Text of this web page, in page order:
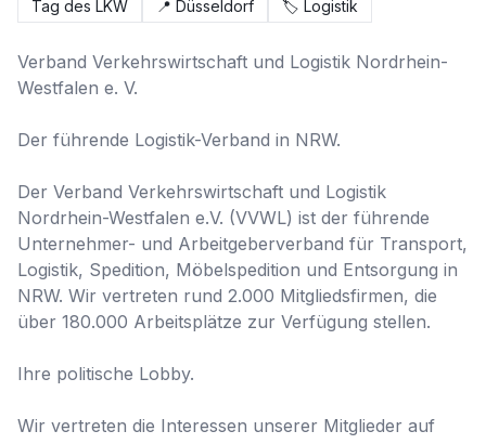
Tag des LKW 📍 Düsseldorf 🏷️ Logistik
Verband Verkehrswirtschaft und Logistik Nordrhein-
Westfalen e. V.
Der führende Logistik-Verband in NRW.
Der Verband Verkehrswirtschaft und Logistik
Nordrhein-Westfalen e.V. (VVWL) ist der führende
Unternehmer- und Arbeitgeberverband für Transport,
Logistik, Spedition, Möbelspedition und Entsorgung in
NRW. Wir vertreten rund 2.000 Mitgliedsfirmen, die
über 180.000 Arbeitsplätze zur Verfügung stellen.
Ihre politische Lobby.
Wir vertreten die Interessen unserer Mitglieder auf